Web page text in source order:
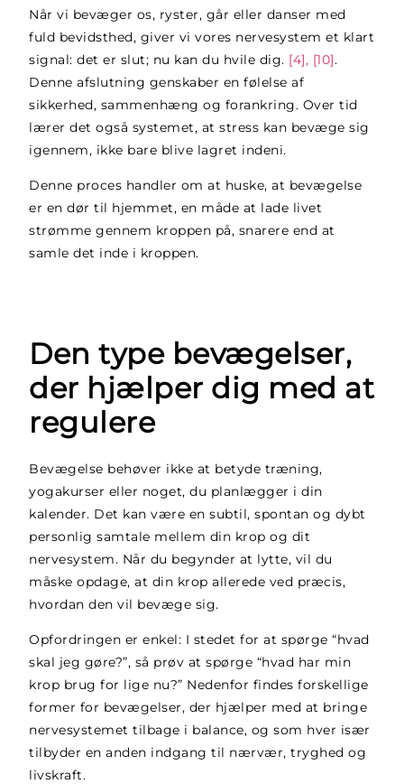
Når vi bevæger os, ryster, går eller danser med
fuld bevidsthed, giver vi vores nervesystem et klart
signal: det er slut; nu kan du hvile dig. [4], [10].
Denne afslutning genskaber en følelse af
sikkerhed, sammenhæng og forankring. Over tid
lærer det også systemet, at stress kan bevæge sig
igennem, ikke bare blive lagret indeni.
Denne proces handler om at huske, at bevægelse
er en dør til hjemmet, en måde at lade livet
strømme gennem kroppen på, snarere end at
samle det inde i kroppen.
Den type bevægelser,
der hjælper dig med at
regulere
Bevægelse behøver ikke at betyde træning,
yogakurser eller noget, du planlægger i din
kalender. Det kan være en subtil, spontan og dybt
personlig samtale mellem din krop og dit
nervesystem. Når du begynder at lytte, vil du
måske opdage, at din krop allerede ved præcis,
hvordan den vil bevæge sig.
Opfordringen er enkel: I stedet for at spørge “hvad
skal jeg gøre?”, så prøv at spørge “hvad har min
krop brug for lige nu?” Nedenfor findes forskellige
former for bevægelser, der hjælper med at bringe
nervesystemet tilbage i balance, og som hver især
tilbyder en anden indgang til nærvær, tryghed og
livskraft.